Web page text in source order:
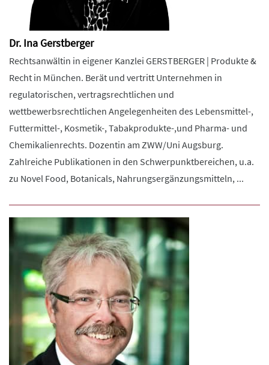
Dr. Ina Gerstberger
Rechtsanwältin in eigener Kanzlei GERSTBERGER | Produkte &
Recht in München. Berät und vertritt Unternehmen in
regulatorischen, vertragsrechtlichen und
wettbewerbsrechtlichen Angelegenheiten des Lebensmittel-,
Futtermittel-, Kosmetik-, Tabakprodukte-,und Pharma- und
Chemikalienrechts. Dozentin am ZWW/Uni Augsburg.
Zahlreiche Publikationen in den Schwerpunktbereichen, u.a.
zu Novel Food, Botanicals, Nahrungsergänzungsmitteln, ...